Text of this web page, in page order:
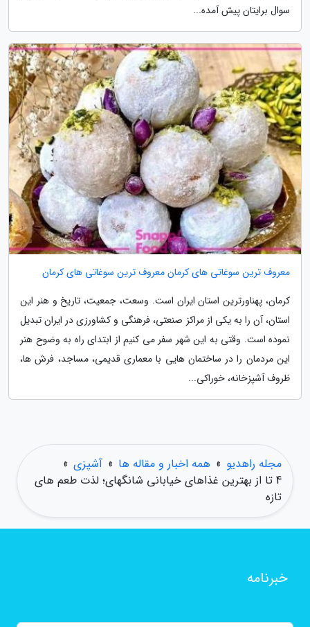
سوال برایتان پیش آمده...
معروف ترین سوغاتی های کرمان معروف ترین سوغاتی های کرمان
کرمان، پهناورترین استان ایران است. وسعت، جمعیت، تاریخ و هنر این
استان، آن را به یکی از مراکز صنعتی، فرهنگی و کشاورزی در ایران تبدیل
نموده است. وقتی به این شهر سفر می کنیم از ابتدای راه به وضوح هنر
این مردمان را در ساختمان هایی با معماری قدیمی، مساجد، فرش ها،
ظروف آشپزخانه، خوراکی...
مجله راهدیو » همه اخبار و مقاله ها » آشپزی »
4 تا از بهترین غذاهای خیابانی شانگهای؛ لذت طعم های
تازه
خبرنامه